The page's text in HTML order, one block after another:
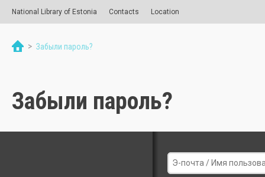
National Library of Estonia Contacts Location
> Забыли пароль?
Забыли пароль?